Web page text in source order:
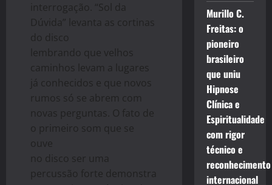
interrogação. “Sol da
Dúvida” levanta as cortinas
do disco
lembrando que velhos
caminhos levam a lugares
já conhecidos e que novos
rumos só se abrem com
novas perguntas. O fato de
o primeiro som que se
ouve
no disco ser uma
percussão forte demonstra
Murillo C.
Freitas: o
pioneiro
brasileiro
que uniu
Hipnose
Clínica e
Espiritualidade
com rigor
técnico e
reconhecimento
internacional